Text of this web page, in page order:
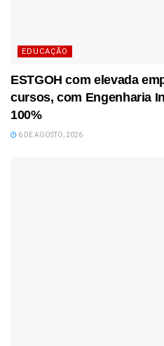
EDUCAÇÃO
ESTGOH com elevada
cursos, com Engenharia
100%
6 DE AGOSTO, 2026